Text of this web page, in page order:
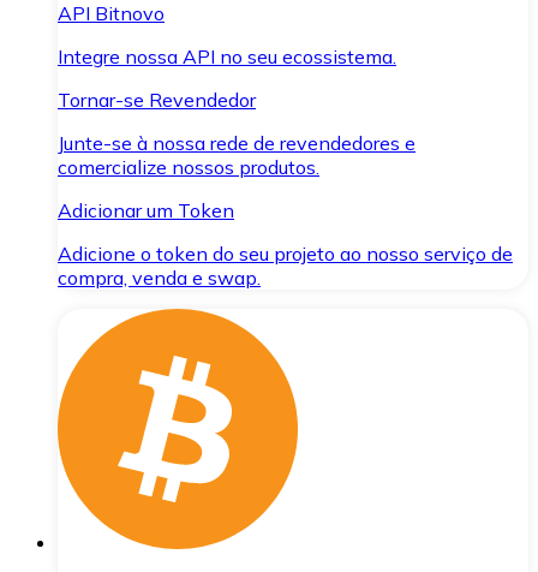
API Bitnovo
Integre nossa API no seu ecossistema.
Tornar-se Revendedor
Junte-se à nossa rede de revendedores e
comercialize nossos produtos.
Adicionar um Token
Adicione o token do seu projeto ao nosso serviço de
compra, venda e swap.